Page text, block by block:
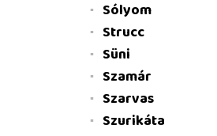
Sólyom
Strucc
Süni
Szamár
Szarvas
Szurikáta